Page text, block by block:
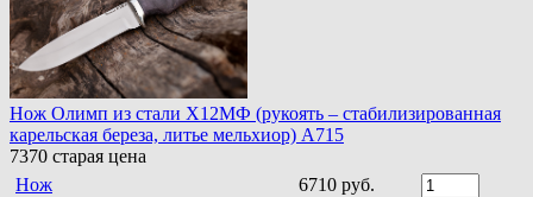
Нож Олимп из стали Х12МФ (рукоять – стабилизированная
карельская береза, литье мельхиор) A715
7370 старая цена
Нож
6710 руб.